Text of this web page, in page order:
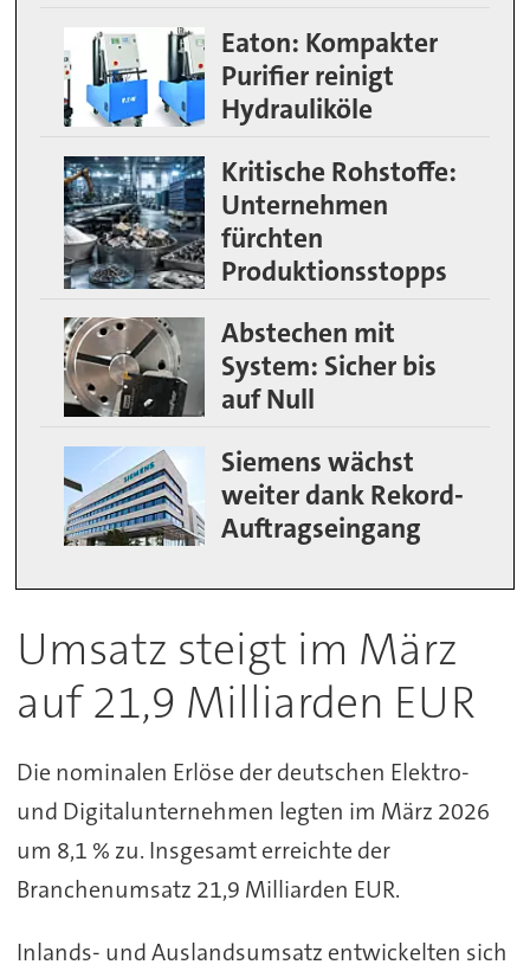
Eaton: Kompakter
Purifier reinigt
Hydrauliköle
Kritische Rohstoffe:
Unternehmen
fürchten
Produktionsstopps
Abstechen mit
System: Sicher bis
auf Null
Siemens wächst
weiter dank Rekord-
Auftragseingang
Umsatz steigt im März
auf 21,9 Milliarden EUR
Die nominalen Erlöse der deutschen Elektro-
und Digitalunternehmen legten im März 2026
um 8,1 % zu. Insgesamt erreichte der
Branchenumsatz 21,9 Milliarden EUR.
Inlands- und Auslandsumsatz entwickelten sich